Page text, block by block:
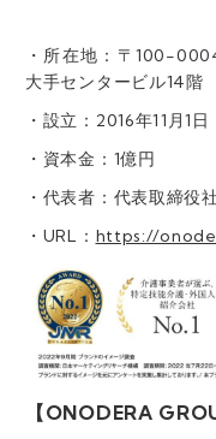
・所在地：〒100-
大手センタービル14階
・設立：2016年11月1日
・資本金：1億円
・代表者：代表取締
・URL： https://
【ONODERA